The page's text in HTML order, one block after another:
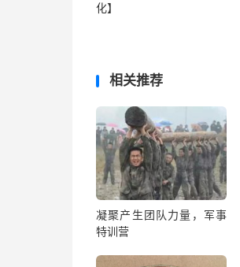
化】
相关推荐
凝聚产生团队力量，军事
特训营